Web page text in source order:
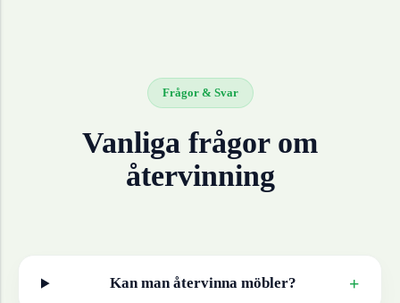
Frågor & Svar
Vanliga frågor om
återvinning
Kan man återvinna möbler? +